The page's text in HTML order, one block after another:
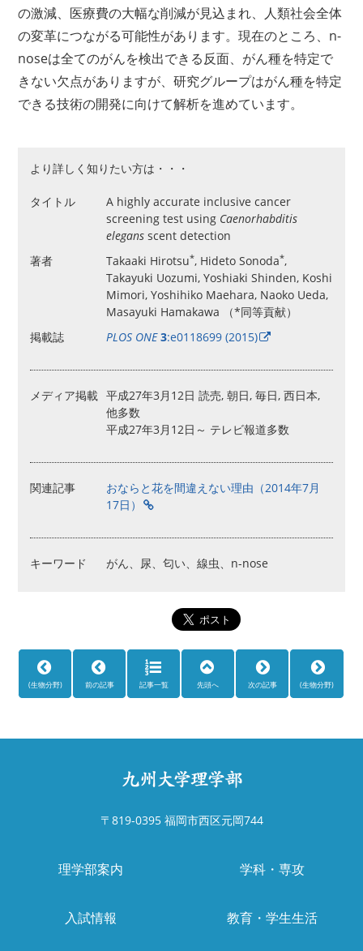
の激減、医療費の大幅な削減が見込まれ、人類社会全体
の変革につながる可能性があります。現在のところ、n-
noseは全てのがんを検出できる反面、がん種を特定で
きない欠点がありますが、研究グループはがん種を特定
できる技術の開発に向けて解析を進めています。
より詳しく知りたい方は・・・
タイトル
A highly accurate inclusive cancer
screening test using Caenorhabditis
elegansscent detection
著者
Takaaki Hirotsu*, Hideto Sonoda*,
Takayuki Uozumi, Yoshiaki Shinden, Koshi
Mimori, Yoshihiko Maehara, Naoko Ueda,
Masayuki Hamakawa （*同等貢献）
掲載誌
PLOS ONE 3:e0118699 (2015)
メディア掲載 平成27年3月12日 読売, 朝日, 毎日, 西日本,
他多数
平成27年3月12日～ テレビ報道多数
関連記事
おならと花を間違えない理由（2014年7月
17日）
キーワード がん、尿、匂い、線虫、n-nose
(生物分野) 前の記事 記事一覧 先頭へ 次の記事 (生物分野)
〒819-0395 福岡市西区元岡744
理学部案内 学科・専攻
入試情報 教育・学生生活